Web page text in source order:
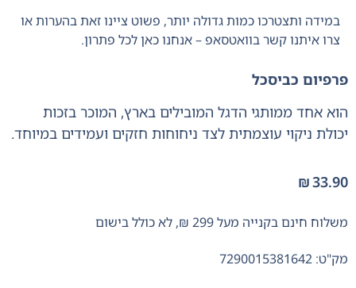
במידה ותצטרכו כמות גדולה יותר, פשוט ציינו זאת בהערות או
צרו איתנו קשר בוואטסאפ – אנחנו כאן לכל פתרון.
פרפיום כביסכל
הוא אחד ממותגי הדגל המובילים בארץ, המוכר בזכות
יכולת ניקוי עוצמתית לצד ניחוחות חזקים ועמידים במיוחד.
₪33.90
משלוח חינם בקנייה מעל 299 ₪, לא כולל בישום
מק"ט: 7290015381642